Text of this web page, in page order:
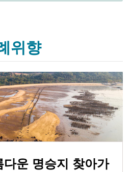
위향
다운 명승지 찾아가